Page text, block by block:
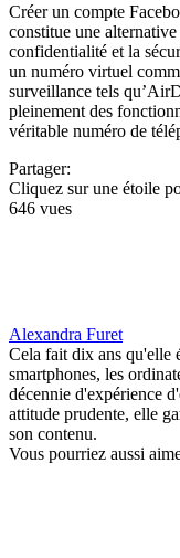
Créer un compte
constitue une
confidentialité et la
un numéro virtuel
surveillance tels
pleinement des
véritable numéro de
Partager:
Cliquez sur une étoile
646 vues
Alexandra Furet
Cela fait dix ans qu'elle
smartphones, les
décennie d'expérience
attitude prudente, elle
son contenu.
Vous pourriez aussi